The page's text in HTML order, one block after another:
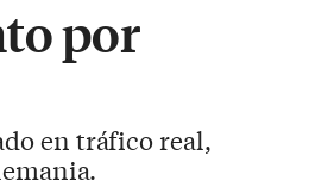
por
en tráfico real,